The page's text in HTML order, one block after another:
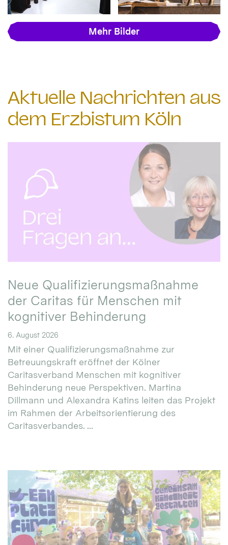
Mehr Bilder
Aktuelle Nachrichten aus
dem Erzbistum Köln
Neue Qualifizierungsmaßnahme
der Caritas für Menschen mit
kognitiver Behinderung
6. August 2026
Mit einer Qualifizierungsmaßnahme zur
Betreuungskraft eröffnet der Kölner
Caritasverband Menschen mit kognitiver
Behinderung neue Perspektiven. Martina
Dillmann und Alexandra Katins leiten das Projekt
im Rahmen der Arbeitsorientierung des
Caritasverbandes. ...